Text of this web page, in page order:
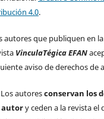
4.0.
autores que publiquen en la
VinculaTégica EFAN
aviso de derechos de
autoresconservan los
autory ceden a la revista el